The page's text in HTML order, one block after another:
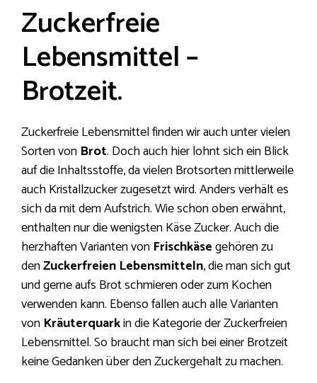
Zuckerfreie
Lebensmittel –
Brotzeit.
Zuckerfreie Lebensmittel finden wir auch unter vielen
Sorten von Brot. Doch auch hier lohnt sich ein Blick
auf die Inhaltsstoffe, da vielen Brotsorten mittlerweile
auch Kristallzucker zugesetzt wird. Anders verhält es
sich da mit dem Aufstrich. Wie schon oben erwähnt,
enthalten nur die wenigsten Käse Zucker. Auch die
herzhaften Varianten von Frischkäsegehören zu
denZuckerfreien Lebensmitteln, die man sich gut
und gerne aufs Brot schmieren oder zum Kochen
verwenden kann. Ebenso fallen auch alle Varianten
von Kräuterquarkin die Kategorie der Zuckerfreien
Lebensmittel. So braucht man sich bei einer Brotzeit
keine Gedanken über den Zuckergehalt zu machen.